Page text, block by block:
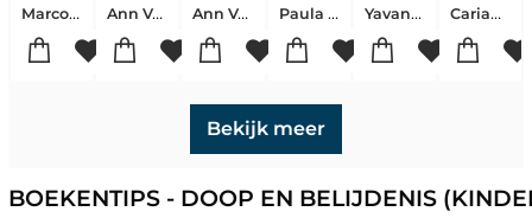
Marco van der Straten
Ann Voskamp
Ann Voskamp
Paula Gooder
Yavanna Longayroux-Joel Longayroux
Carianne Ros
Bekijk meer
BOEKENTIPS - DOOP EN BELIJDENIS